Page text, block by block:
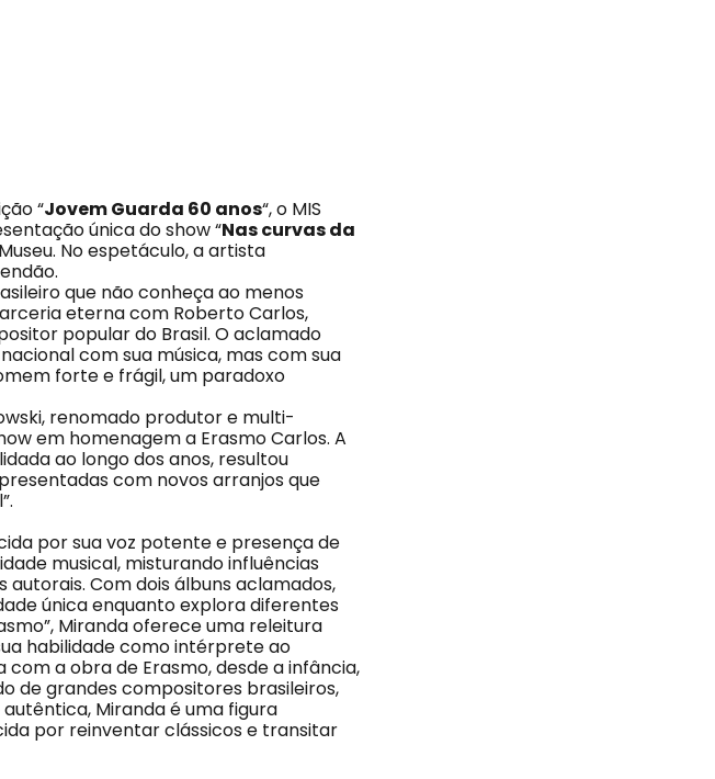
“Jovem Guarda 60 anos“, o MIS
única do show “Nas curvas da
No espetáculo, a artista
que não conheça ao menos
eterna com Roberto Carlos,
popular do Brasil. O aclamado
com sua música, mas com sua
forte e frágil, um paradoxo
renomado produtor e multi-
em homenagem a Erasmo Carlos. A
ao longo dos anos, resultou
com novos arranjos que
por sua voz potente e presença de
musical, misturando influências
autorais. Com dois álbuns aclamados,
única enquanto explora diferentes
Miranda oferece uma releitura
habilidade como intérprete ao
a obra de Erasmo, desde a infância,
de grandes compositores brasileiros,
Miranda é uma figura
por reinventar clássicos e transitar